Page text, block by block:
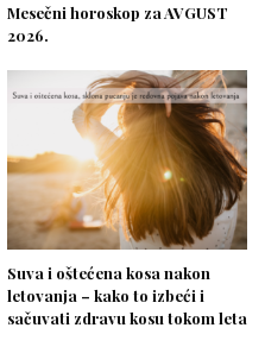
Mesečni horoskop za AVGUST
2026.
Suva i oštećena kosa nakon
letovanja – kako to izbeći i
sačuvati zdravu kosu tokom leta